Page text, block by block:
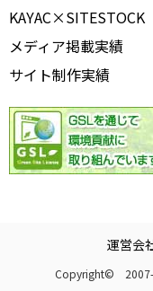
KAYAC×SITESTOCK
メディア掲載実績
サイト制作実績
運営会
Copyright© 2007-